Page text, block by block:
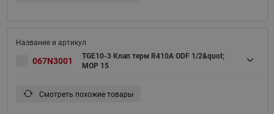
067N3001
TGE10-3 Клап терм R410A ODF 1/2&quot;
MOP 15
Смотреть похожие товары